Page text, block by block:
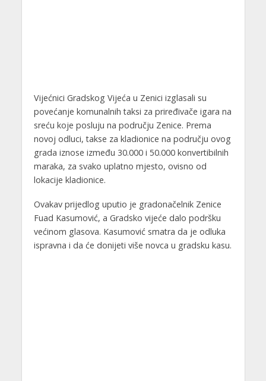
Vijećnici Gradskog Vijeća u Zenici izglasali su
povećanje komunalnih taksi za priređivače igara na
sreću koje posluju na području Zenice. Prema
novoj odluci, takse za kladionice na području ovog
grada iznose između 30.000 i 50.000 konvertibilnih
maraka, za svako uplatno mjesto, ovisno od
lokacije kladionice.
Ovakav prijedlog uputio je gradonačelnik Zenice
Fuad Kasumović, a Gradsko vijeće dalo podršku
većinom glasova. Kasumović smatra da je odluka
ispravna i da će donijeti više novca u gradsku kasu.